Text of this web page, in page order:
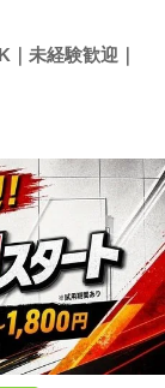
未経験歓迎｜